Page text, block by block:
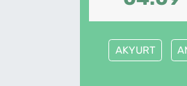
AKYURT